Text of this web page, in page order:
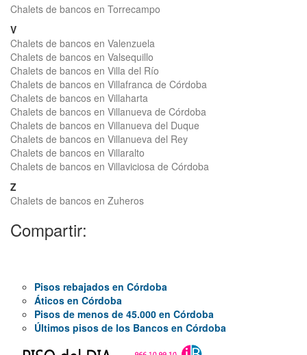
Chalets de bancos en Torrecampo
V
Chalets de bancos en Valenzuela
Chalets de bancos en Valsequillo
Chalets de bancos en Villa del Río
Chalets de bancos en Villafranca de Córdoba
Chalets de bancos en Villaharta
Chalets de bancos en Villanueva de Córdoba
Chalets de bancos en Villanueva del Duque
Chalets de bancos en Villanueva del Rey
Chalets de bancos en Villaralto
Chalets de bancos en Villaviciosa de Córdoba
Z
Chalets de bancos en Zuheros
Compartir:
Pisos rebajados en Córdoba
Áticos en Córdoba
Pisos de menos de 45.000 en Córdoba
Últimos pisos de los Bancos en Córdoba